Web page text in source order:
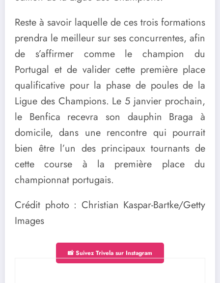
Reste à savoir laquelle de ces trois formations
prendra le meilleur sur ses concurrentes, afin
de s’affirmer comme le champion du
Portugal et de valider cette première place
qualificative pour la phase de poules de la
Ligue des Champions. Le 5 janvier prochain,
le Benfica recevra son dauphin Braga à
domicile, dans une rencontre qui pourrait
bien être l’un des principaux tournants de
cette course à la première place du
championnat portugais.
Crédit photo : Christian Kaspar-Bartke/Getty
Images
📸 Suivez Trivela sur Instagram